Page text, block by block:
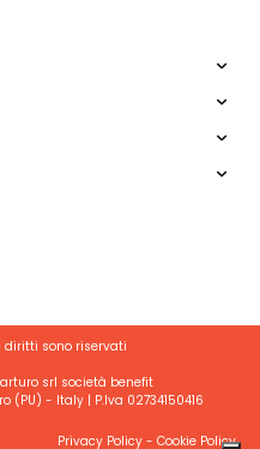
diritti sono riservati
srl società benefit
(PU) - Italy | P.Iva 02734150416
Privacy Policy - Cookie Policy